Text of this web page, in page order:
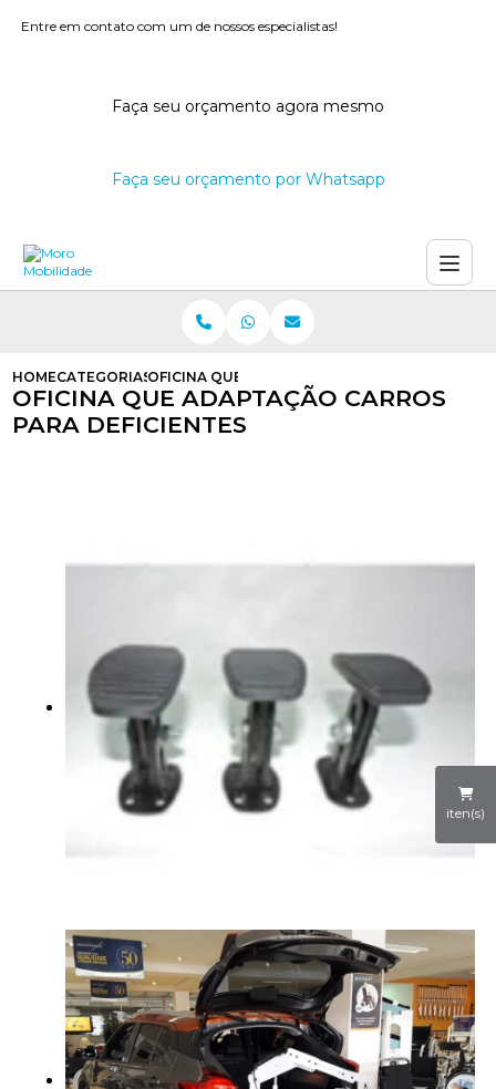
Entre em contato com um de nossos especialistas!
Faça seu orçamento agora mesmo
Faça seu orçamento por Whatsapp
iten(s)
HOMECATEGORIASOFICINA QUE ADAPTACAO CARROS PARA
OFICINA QUE ADAPTAÇÃO CARROS
PARA DEFICIENTES